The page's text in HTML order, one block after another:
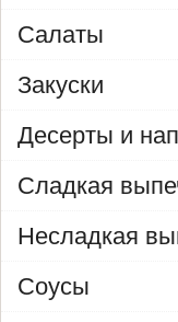
Салаты
Закуски
Десерты и
Сладкая
Несладкая
Соусы